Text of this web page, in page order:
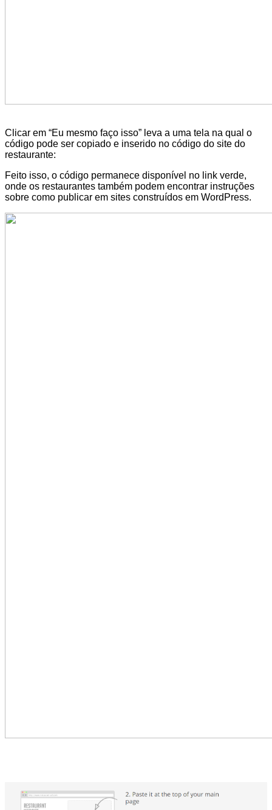
Clicar em “Eu mesmo faço isso” leva a uma tela na qual o
código pode ser copiado e inserido no código do site do
restaurante:
Feito isso, o código permanece disponível no link verde,
onde os restaurantes também podem encontrar instruções
sobre como publicar em sites construídos em WordPress.